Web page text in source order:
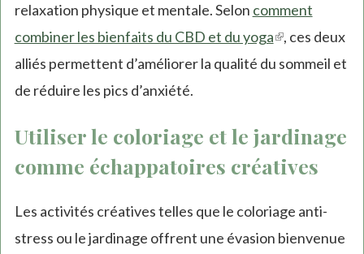
relaxation physique et mentale. Selon comment
combiner les bienfaits du CBD et du yoga(link
is
, ces deux
alliés permettent d’améliorer la qualité du sommeil et
de réduire les pics d’anxiété.
Utiliser le coloriage et le jardinage
comme échappatoires créatives
Les activités créatives telles que le coloriage anti-
stress ou le jardinage offrent une évasion bienvenue